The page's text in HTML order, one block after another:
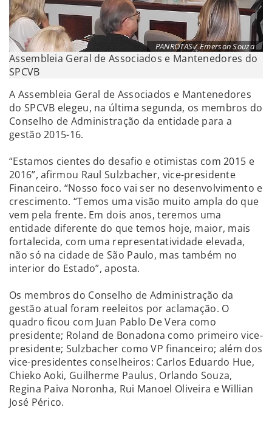
PANROTAS / Emerson Souza
Assembleia Geral de Associados e Mantenedores do
SPCVB
A Assembleia Geral de Associados e Mantenedores
do SPCVB elegeu, na última segunda, os membros do
Conselho de Administração da entidade para a
gestão 2015-16.
“Estamos cientes do desafio e otimistas com 2015 e
2016”, afirmou Raul Sulzbacher, vice-presidente
Financeiro. “Nosso foco vai ser no desenvolvimento e
crescimento. “Temos uma visão muito ampla do que
vem pela frente. Em dois anos, teremos uma
entidade diferente do que temos hoje, maior, mais
fortalecida, com uma representatividade elevada,
não só na cidade de São Paulo, mas também no
interior do Estado”, aposta.
Os membros do Conselho de Administração da
gestão atual foram reeleitos por aclamação. O
quadro ficou com Juan Pablo De Vera como
presidente; Roland de Bonadona como primeiro vice-
presidente; Sulzbacher como VP financeiro; além dos
vice-presidentes conselheiros: Carlos Eduardo Hue,
Chieko Aoki, Guilherme Paulus, Orlando Souza,
Regina Paiva Noronha, Rui Manoel Oliveira e Willian
José Périco.